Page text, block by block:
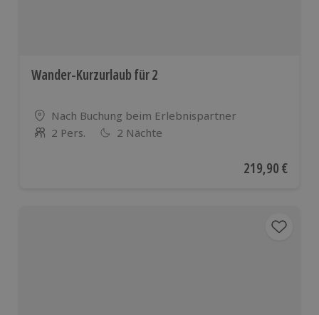
Wander-Kurzurlaub für 2
Standort
Nach Buchung beim Erlebnispartner
Anzahl der Teilnehmer
2 Pers. 2 Nächte
Aktueller Preis
219,90 €